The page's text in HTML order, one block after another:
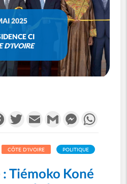
2025
CI
D'IVOIRE
FacebookTwitterEmail Gmail Messenger
CÔTE D'IVOIRE POLITIQUE
Tiémoko Koné